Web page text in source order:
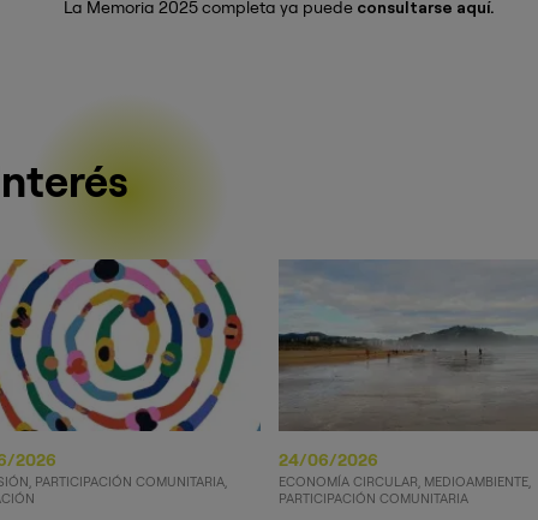
La Memoria 2025 completa ya puede consultarse aquí.
2026
PARTICIPACIÓN COMUNITARIA
24/06/2026
ECONOMÍA CIRCULAR MEDIOAMBIENTE
PARTICIPACIÓN COMUNITARIA